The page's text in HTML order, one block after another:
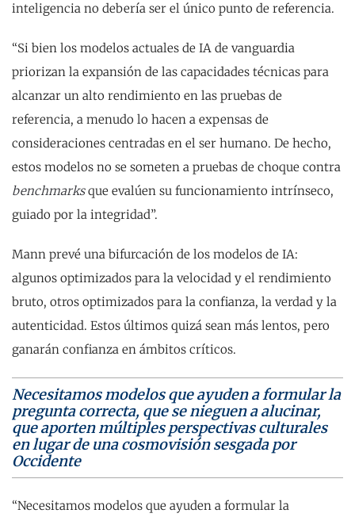
inteligencia no debería ser el único punto de referencia.
“Si bien los modelos actuales de IA de vanguardia
priorizan la expansión de las capacidades técnicas para
alcanzar un alto rendimiento en las pruebas de
referencia, a menudo lo hacen a expensas de
consideraciones centradas en el ser humano. De hecho,
estos modelos no se someten a pruebas de choque contra
benchmarksque evalúen su funcionamiento intrínseco,
guiado por la integridad”.
Mann prevé una bifurcación de los modelos de IA:
algunos optimizados para la velocidad y el rendimiento
bruto, otros optimizados para la confianza, la verdad y la
autenticidad. Estos últimos quizá sean más lentos, pero
ganarán confianza en ámbitos críticos.
Necesitamos modelos que ayuden a formular la
pregunta correcta, que se nieguen a alucinar,
que aporten múltiples perspectivas culturales
en lugar de una cosmovisión sesgada por
Occidente
“Necesitamos modelos que ayuden a formular la